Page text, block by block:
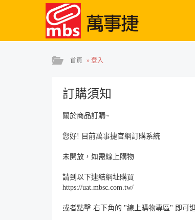
首頁 » 登入
訂購須知
關於商品訂購~
您好! 目前萬事捷官網訂購系統
未開放，如需線上購物
請到以下連結網址購買
https://uat.mbsc.com.tw/
或者點擊 右下角的 "線上購物專區" 即可